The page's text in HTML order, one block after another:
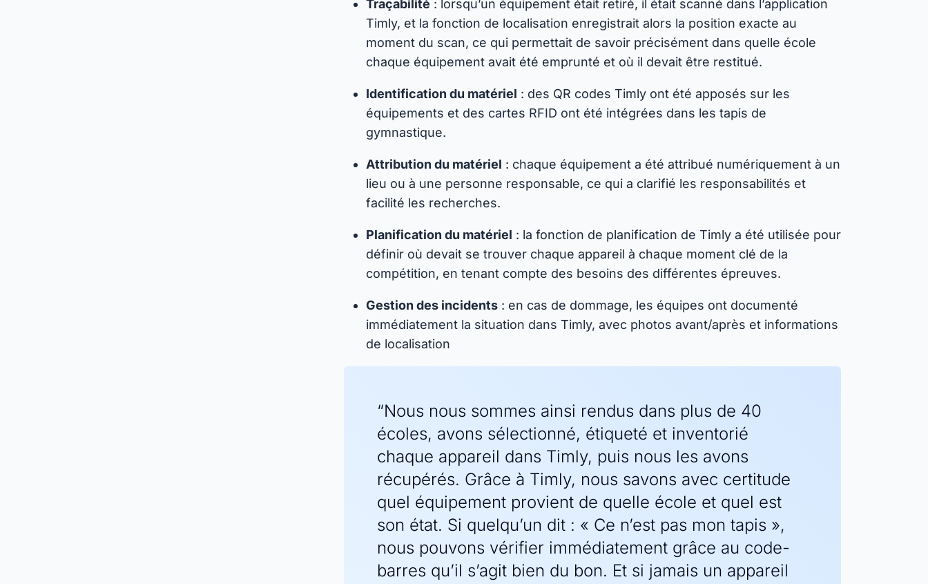
Traçabilité : lorsqu’un équipement était retiré, il était scanné dans l’application
Timly, et la fonction de localisation enregistrait alors la position exacte au
moment du scan, ce qui permettait de savoir précisément dans quelle école
chaque équipement avait été emprunté et où il devait être restitué.
Identification du matériel : des QR codes Timly ont été apposés sur les
équipements et des cartes RFID ont été intégrées dans les tapis de
gymnastique.
Attribution du matériel : chaque équipement a été attribué numériquement à un
lieu ou à une personne responsable, ce qui a clarifié les responsabilités et
facilité les recherches.
Planification du matériel : la fonction de planification de Timly a été utilisée pour
définir où devait se trouver chaque appareil à chaque moment clé de la
compétition, en tenant compte des besoins des différentes épreuves.
Gestion des incidents : en cas de dommage, les équipes ont documenté
immédiatement la situation dans Timly, avec photos avant/après et informations
de localisation
“Nous nous sommes ainsi rendus dans plus de 40
écoles, avons sélectionné, étiqueté et inventorié
chaque appareil dans Timly, puis nous les avons
récupérés. Grâce à Timly, nous savons avec certitude
quel équipement provient de quelle école et quel est
son état. Si quelqu’un dit : « Ce n’est pas mon tapis »,
nous pouvons vérifier immédiatement grâce au code-
barres qu’il s’agit bien du bon. Et si jamais un appareil